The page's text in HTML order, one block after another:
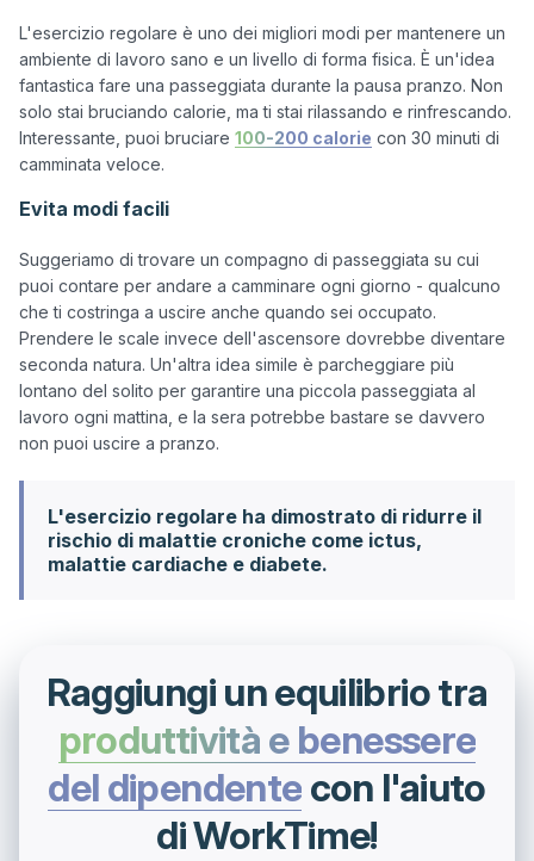
L'esercizio regolare è uno dei migliori modi per mantenere un
ambiente di lavoro sano e un livello di forma fisica. È un'idea
fantastica fare una passeggiata durante la pausa pranzo. Non
solo stai bruciando calorie, ma ti stai rilassando e rinfrescando.
Interessante, puoi bruciare 100-200 calorie con 30 minuti di
Evita modi facili
Suggeriamo di trovare un compagno di passeggiata su cui
puoi contare per andare a camminare ogni giorno - qualcuno
che ti costringa a uscire anche quando sei occupato.
Prendere le scale invece dell'ascensore dovrebbe diventare
seconda natura. Un'altra idea simile è parcheggiare più
lontano del solito per garantire una piccola passeggiata al
lavoro ogni mattina, e la sera potrebbe bastare se davvero
L'esercizio regolare ha dimostrato di ridurre il
rischio di malattie croniche come ictus,
malattie cardiache e diabete.
Raggiungi un equilibrio tra
produttività e benessere
del dipendente con l'aiuto
di WorkTime!